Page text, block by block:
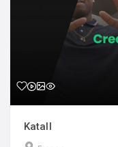
Katall